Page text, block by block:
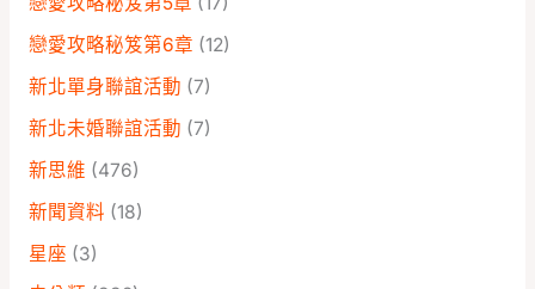
戀愛攻略秘笈第6章 (12)
新北單身聯誼活動 (7)
新北未婚聯誼活動 (7)
新思維 (476)
新聞資料 (18)
星座 (3)